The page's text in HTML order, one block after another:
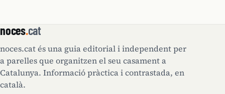
noces.cat
noces.cat és una guia editorial i independent per
a parelles que organitzen el seu casament a
Catalunya. Informació pràctica i contrastada, en
català.